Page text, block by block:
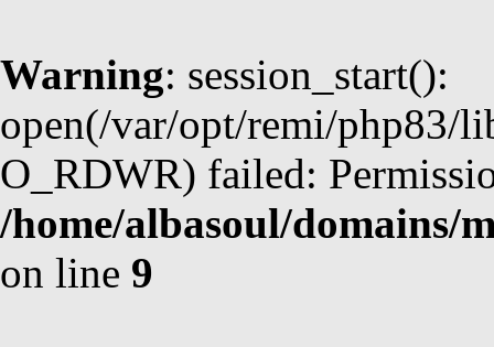
Warning: session_start():
open(/var/opt/remi/php83/
O_RDWR) failed:
/home/albasoul/domains/
on line 9